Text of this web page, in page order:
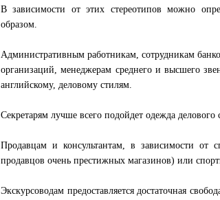
В зависимости от этих стереотипов можно
образом.
Административным работникам, сотрудникам
организаций, менеджерам среднего и высшего
английскому, деловому стилям.
Секретарям лучше всего подойдет одежда делового
Продавцам и консультантам, в зависимости от
продавцов очень престижных магазинов) или
Экскурсоводам предоставляется достаточная